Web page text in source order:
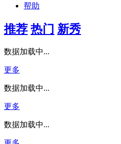
帮助
推荐 热门 新秀
数据加载中...
更多
数据加载中...
更多
数据加载中...